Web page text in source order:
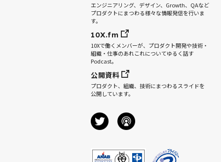
エンジニアリング、デザイン、Growth、QAなど
プロダクトにまつわる様々な情報発信を行いま
す。
10X.fm
10Xで働くメンバーが、プロダクト開発や技術・
組織・仕事のあれこれについてゆるく話す
Podcast。
公開資料
プロダクト、組織、技術にまつわるスライドを
公開しています。